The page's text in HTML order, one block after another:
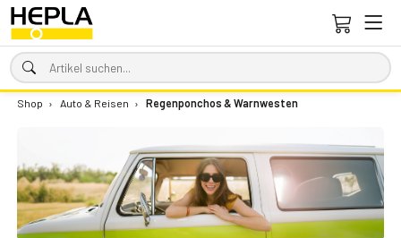
Shop › Auto & Reisen › Regenponchos & Warnwesten